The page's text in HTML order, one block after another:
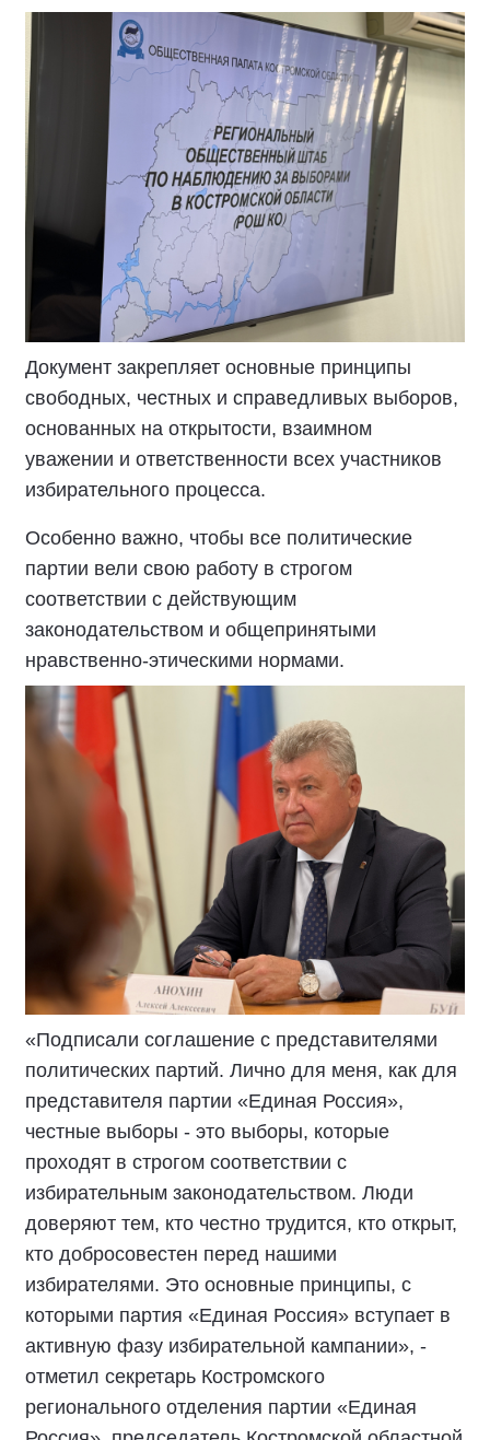
Документ закрепляет основные принципы
свободных, честных и справедливых выборов,
основанных на открытости, взаимном
уважении и ответственности всех участников
избирательного процесса.
Особенно важно, чтобы все политические
партии вели свою работу в строгом
соответствии с действующим
законодательством и общепринятыми
нравственно-этическими нормами.
«Подписали соглашение с представителями
политических партий. Лично для меня, как для
представителя партии «Единая Россия»,
честные выборы - это выборы, которые
проходят в строгом соответствии с
избирательным законодательством. Люди
доверяют тем, кто честно трудится, кто открыт,
кто добросовестен перед нашими
избирателями. Это основные принципы, с
которыми партия «Единая Россия» вступает в
активную фазу избирательной кампании», -
отметил секретарь Костромского
регионального отделения партии «Единая